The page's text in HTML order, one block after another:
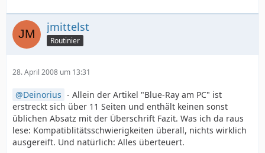
jmittelst
Routinier
28. April 2008 um 13:31
Deinorius - Allein der Artikel "Blue-Ray am PC" ist
erstreckt sich über 11 Seiten und enthält keinen sonst
üblichen Absatz mit der Überschrift Fazit. Was ich da raus
lese: Kompatiblitätsschwierigkeiten überall, nichts wirklich
ausgereift. Und natürlich: Alles überteuert.